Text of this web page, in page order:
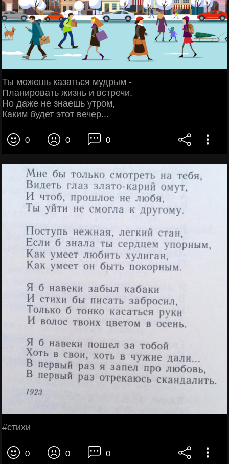
Ты можешь казаться мудрым -
Планировать жизнь и встречи,
Но даже не знаешь утром,
Каким будет этот вечер...
0 0 0
#стихи
0 0 0